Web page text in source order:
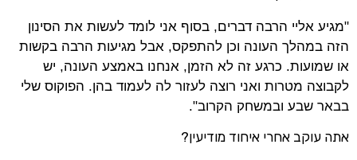
"מגיע אליי הרבה דברים, בסוף אני לומד לעשות את הסינון
הזה במהלך העונה וכן להתפקס, אבל מגיעות הרבה בקשות
או שמועות. כרגע זה לא הזמן, אנחנו באמצע העונה, יש
לקבוצה מטרות ואני רוצה לעזור לה לעמוד בהן. הפוקוס שלי
בבאר שבע ובמשחק הקרוב".
אתה עוקב אחרי איחוד מודיעין?